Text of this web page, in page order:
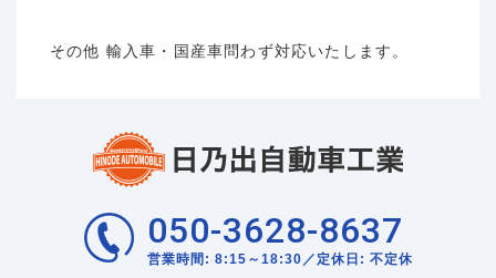
その他 輸入車・国産車問わず対応いたします。
050-3628-8637
営業時間: 8:15～18:30／定休日: 不定休